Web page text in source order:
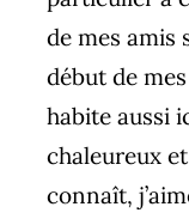
de mes amis
début de
habite aussi
chaleureux
connaît,